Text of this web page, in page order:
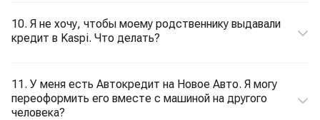
10. Я не хочу, чтобы моему родственнику выдавали
кредит в Kaspi. Что делать?
11. У меня есть Автокредит на Новое Авто. Я могу
переоформить его вместе с машиной на другого
человека?